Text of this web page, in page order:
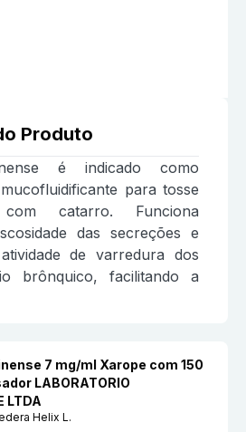
Produto
é indicado como
para tosse
catarro. Funciona
das secreções e
de varredura dos
brônquico, facilitando a
7 mg/ml Xarope com 150
LABORATORIO
LTDA
Helix L.